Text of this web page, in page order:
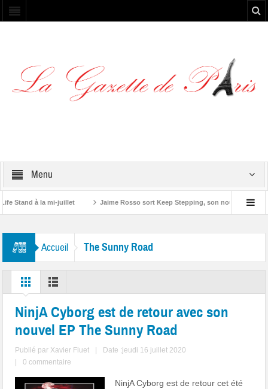
Menu
Stand à la mi-juillet Jaime Rosso sort Keep Stepping, son nouvel EP
Accueil The Sunny Road
NinjA Cyborg est de retour avec son
nouvel EP The Sunny Road
Publié par Xavier Fluet
Date :jeudi 16 juillet 2020
0 commentaire
NinjA Cyborg est de retour cet été